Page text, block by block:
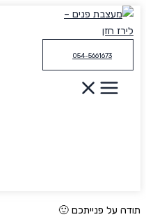
דילוג
לתוכן
054-5661673
תודה על פנייתכם 🙂